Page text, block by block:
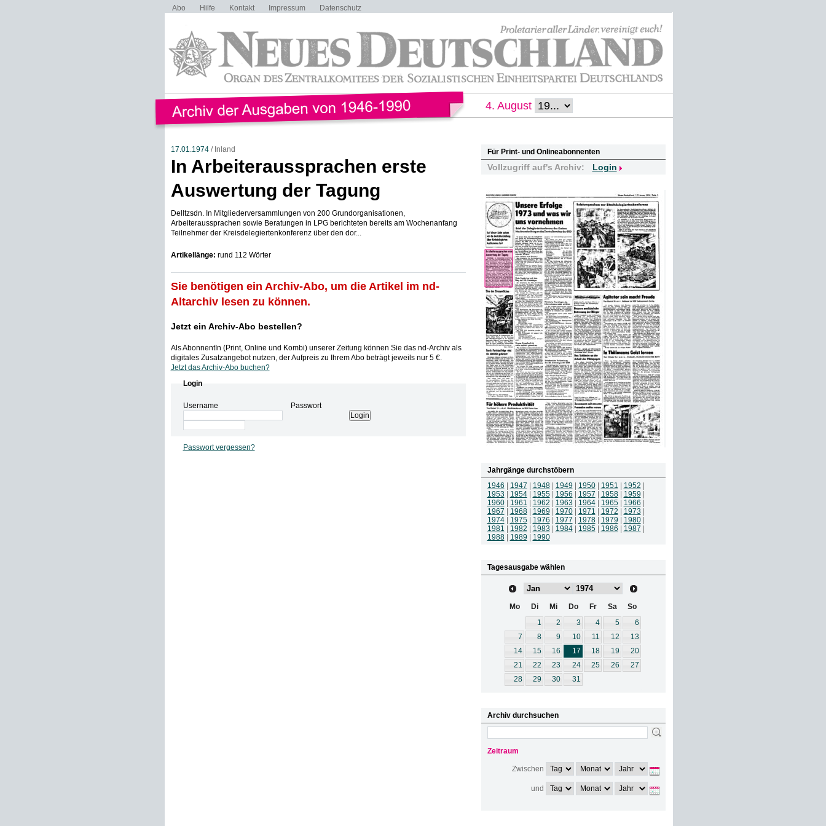
Abo Hilfe Kontakt Impressum Datenschutz
4. August
17.01.1974/ Inland
In Arbeiteraussprachen erste
Auswertung der Tagung
Delltzsdn. In Mitgliederversammlungen von 200 Grundorganisationen,
Arbeiteraussprachen sowie Beratungen in LPG berichteten bereits am Wochenanfang
Teilnehmer der Kreisdelegiertenkonferenz über den dor...
Artikellänge: rund 112 Wörter
Sie benötigen ein Archiv-Abo, um die Artikel im nd-
Altarchiv lesen zu können.
Jetzt ein Archiv-Abo bestellen?
Als AbonnentIn (Print, Online und Kombi) unserer Zeitung können Sie das nd-Archiv als
digitales Zusatzangebot nutzen, der Aufpreis zu Ihrem Abo beträgt jeweils nur 5 €.
Jetzt das Archiv-Abo buchen?
Login
Username Passwort
Passwort vergessen?
Für Print- und Onlineabonnenten
Vollzugriff auf's Archiv: Login
Jahrgänge durchstöbern
1946
1947 1948| 1949 1950| 1951 1952
1953
1954| 1955| 1956 1957 1958| 1959
1960| 1961 1962 1963 1964| 1965| 1966
1967
1968| 1969 1970| 1971 1972 1973
1974| 1975| 1976 1977 1978| 1979 1980|
1981
1982 1983 1984| 1985| 1986 1987
1988| 1989 1990
Tagesausgabe wählen
Mo Di Mi Do Fr Sa
So
1
2 3 4 5
6
7
8 9 10 11 12
13
14
15 16 17 18 19
20
21
22 23 24 25 26
27
28
29 30 31
Archiv durchsuchen
Zeitraum
Zwischen
und